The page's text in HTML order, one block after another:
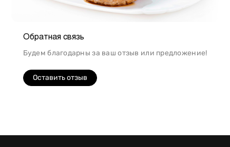
Обратная связь
Будем благодарны за ваш отзыв или предложение!
Оставить отзыв